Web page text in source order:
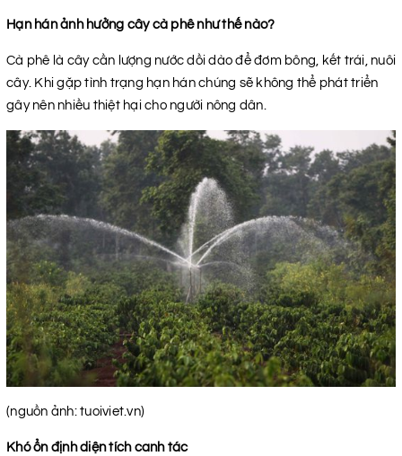
Hạn hán ảnh hưởng cây cà phê như thế nào?
Cà phê là cây cần lượng nước dồi dào để đơm bông, kết trái, nuôi
cây. Khi gặp tình trạng hạn hán chúng sẽ không thể phát triển
gây nên nhiều thiệt hại cho người nông dân.
(nguồn ảnh: tuoiviet.vn)
Khó ổn định diện tích canh tác